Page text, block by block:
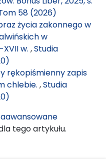
58 (2026)
życia zakonnego w
w
w. ,Studia
rękopiśmienny zapis
chlebie. ,Studia
tego artykułu.